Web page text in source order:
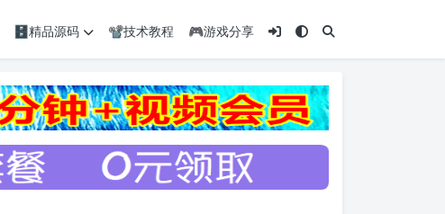
🗄️精品源码 📽️技术教程 🎮游戏分享